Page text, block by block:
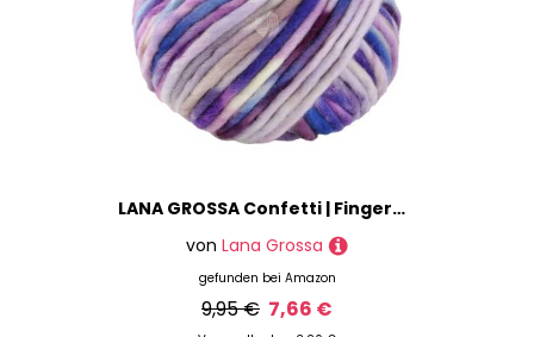
LANA GROSSA Confetti | Fingerdickes Merino-Dochtgarn mit Sprenkeldruck | Handstrickgarn aus 100% Schurwolle (Merino) | 100g Wolle zum Stricken & Häkeln | 50m Garn FB 14
von Lana Grossa
gefunden bei Amazon
9,95 € 7,66 €